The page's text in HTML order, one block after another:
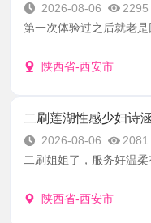
2026-08-06
2295
第一次体验过之后就老是
陕西省-西安市
二刷莲湖性感少妇诗
2026-08-06
2081
二刷姐姐了，服务好温
...
陕西省-西安市